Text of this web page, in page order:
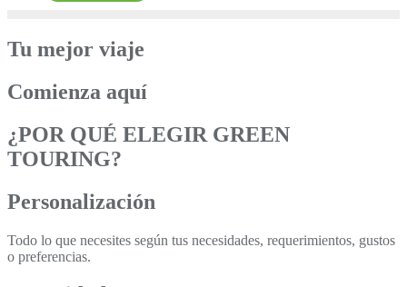
Tu mejor viaje
Comienza aquí
¿POR QUÉ ELEGIR GREEN
TOURING?
Personalización
Todo lo que necesites según tus necesidades, requerimientos, gustos
o preferencias.